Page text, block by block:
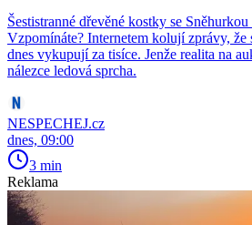
Šestistranné dřevěné kostky se
Vzpomínáte? Internetem kolují zprávy, že
dnes vykupují za tisíce. Jenže realita na
nálezce ledová sprcha.
NESPECHEJ.cz
dnes, 09:00
3 min
Reklama